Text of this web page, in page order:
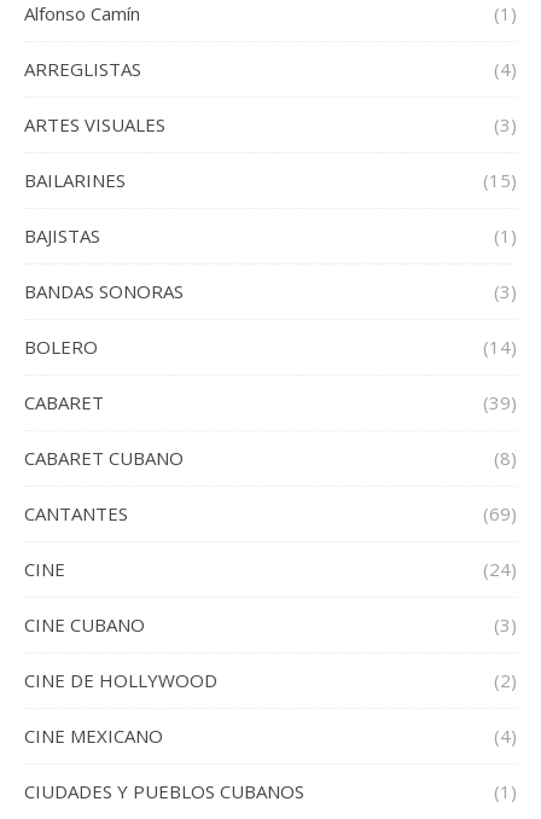
Alfonso Camín (1)
ARREGLISTAS (4)
ARTES VISUALES (3)
BAILARINES (15)
BAJISTAS (1)
BANDAS SONORAS (3)
BOLERO (14)
CABARET (39)
CABARET CUBANO (8)
CANTANTES (69)
CINE (24)
CINE CUBANO (3)
CINE DE HOLLYWOOD (2)
CINE MEXICANO (4)
CIUDADES Y PUEBLOS CUBANOS (1)